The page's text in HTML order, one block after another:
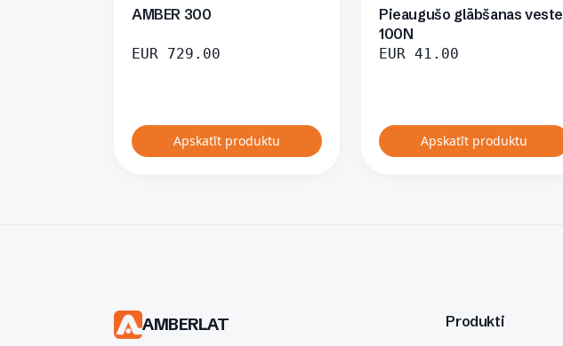
AMBER 300
EUR 729.00
Apskatīt produktu
Pieaugušo glābšanas veste
100N
EUR 41.00
Apskatīt produktu
AMBERLAT Produkti